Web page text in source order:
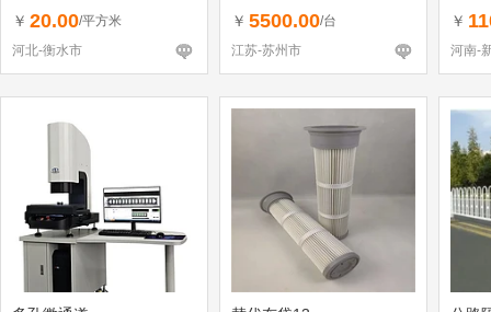
￥ 20.00/平方米
河北-衡水市
￥ 5500.00/台
江苏-苏州市
￥
河南-